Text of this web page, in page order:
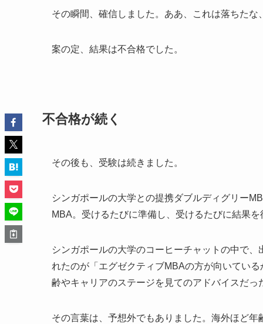
その瞬間、確信しました。ああ、これは落ちたな
案の定、結果は不合格でした。
不合格が続く
その後も、受験は続きました。
シンガポールの大学との提携ダブルディグリー
MBA。受けるたびに準備し、受けるたびに結果
シンガポールの大学のコーヒーチャットの中で
れたのが「エグゼクティブMBAの方が向いてい
齢やキャリアのステージを見てのアドバイスだっ
その言葉は、予想外でもありました。海外ほど